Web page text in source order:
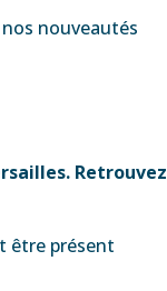
nouveautés
Retrouvez
être présent